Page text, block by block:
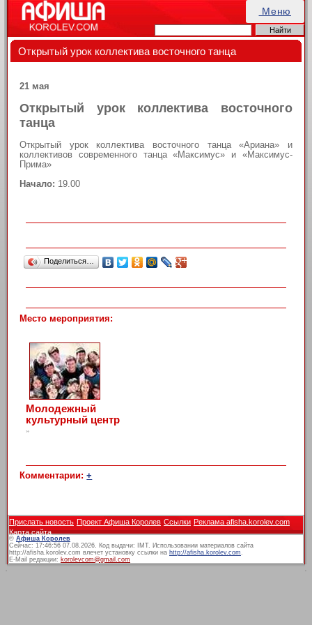
Меню
Открытый урок коллектива восточного танца
21 мая
Открытый урок коллектива восточного
танца
Открытый урок коллектива восточного танца «Ариана» и
коллективов современного танца «Максимус» и «Максимус-
Прима»
Начало: 19.00
Поделиться…
Место мероприятия:
Молодежный
культурный центр
»
Комментарии:+
Прислать новость Проект Афиша Королев Ссылки Реклама afisha.korolev.com
Карта сайта
© Афиша Королев
Сейчас: 17:46:56 07.08.2026. Код выдачи: IMT. Использовании материалов сайта
http://afisha.korolev.com влечет установку ссылки на http://afisha.korolev.com.
E-Mail редакции: korolevcom@gmail.com